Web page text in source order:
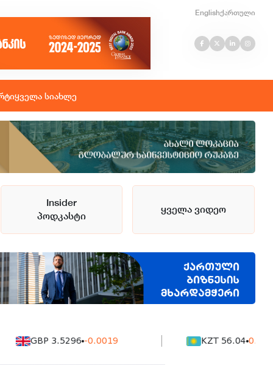
Englishქართული
ყველა სიახლე
Insider
პოდკასტი
ყველა ვიდეო
GBP 3.5296 -0.0019 KZT 56.04 0.0019